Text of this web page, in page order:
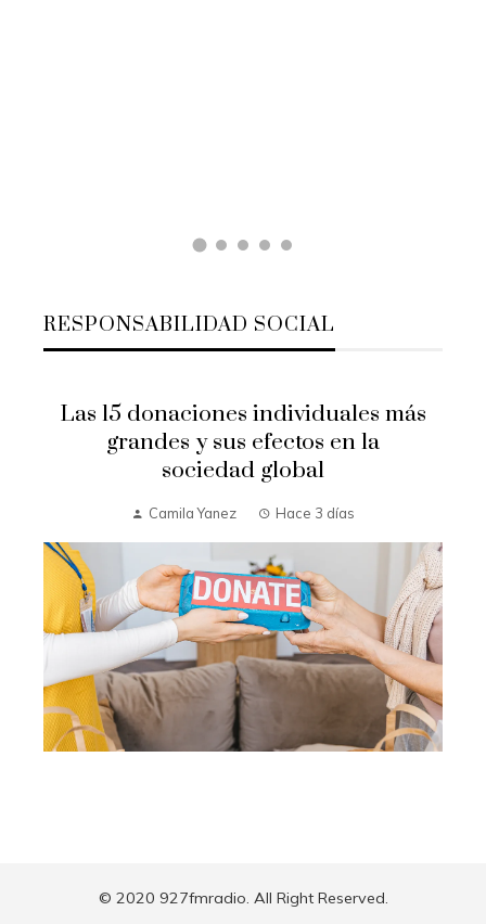
RESPONSABILIDAD SOCIAL
Las 15 donaciones individuales más
grandes y sus efectos en la
sociedad global
Camila Yanez Hace 3 días
© 2020 927fmradio. All Right Reserved.